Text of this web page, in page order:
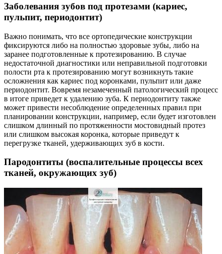
Заболевания зубов под протезами (кариес,
пульпит, периодонтит)
Важно понимать, что все ортопедические конструкции
фиксируются либо на полностью здоровые зубы, либо на
заранее подготовленные к протезированию. В случае
недостаточной диагностики или неправильной подготовки
полости рта к протезированию могут возникнуть такие
осложнения как кариес под коронками, пульпит или даже
периодонтит. Вовремя незамеченный патологический процесс
в итоге приведет к удалению зуба. К периодонтиту также
может привести несоблюдение определенных правил при
планировании конструкции, например, если будет изготовлен
слишком длинный по протяженности мостовидный протез
или слишком высокая коронка, которые приведут к
перегрузке тканей, удерживающих зуб в кости.
Пародонтиты (воспалительные процессы всех
тканей, окружающих зуб)